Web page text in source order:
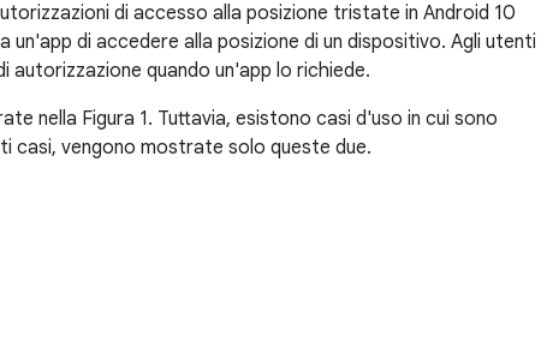
di accesso alla posizione tristate in Android 10
di accedere alla posizione di un dispositivo. Agli utenti
autorizzazione quando un'app lo richiede.
nella Figura 1. Tuttavia, esistono casi d'uso in cui sono
casi, vengono mostrate solo queste due.